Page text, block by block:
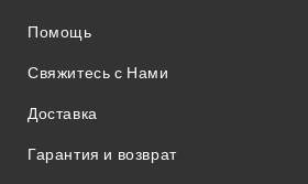
Помощь
Свяжитесь с Нами
Доставка
Гарантия и возврат